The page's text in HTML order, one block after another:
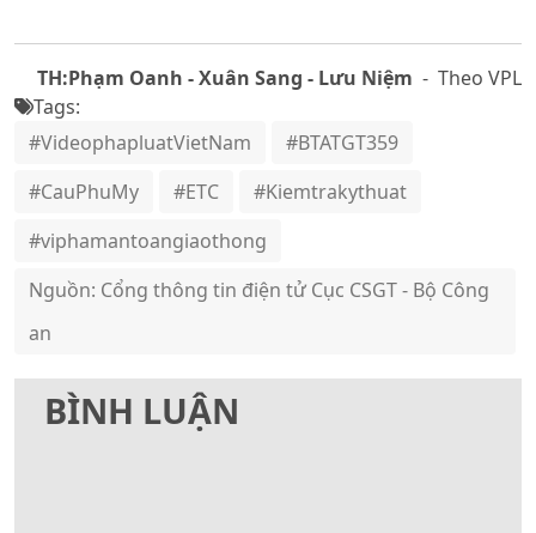
TH:Phạm Oanh - Xuân Sang - Lưu Niệm - Theo VPL
Tags:
#VideophapluatVietNam
#BTATGT359
#CauPhuMy
#ETC
#Kiemtrakythuat
#viphamantoangiaothong
Nguồn: Cổng thông tin điện tử Cục CSGT - Bộ Công
an
BÌNH LUẬN